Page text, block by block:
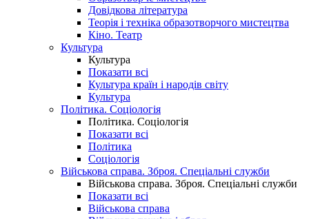
Довідкова література
Теорія і техніка образотворчого мистецтва
Кіно. Театр
Культура
Культура
Показати всі
Культура країн і народів світу
Культура
Політика. Соціологія
Політика. Соціологія
Показати всі
Політика
Соціологія
Військова справа. Зброя. Спеціальні служби
Військова справа. Зброя. Спеціальні служби
Показати всі
Військова справа